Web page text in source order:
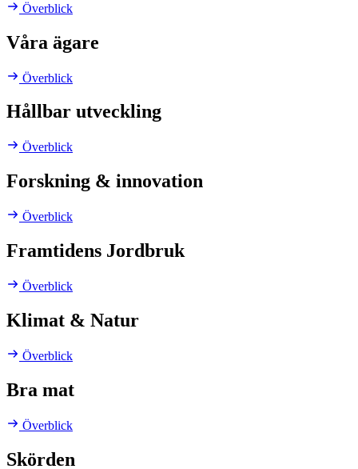
Överblick
Våra ägare
Överblick
Hållbar utveckling
Överblick
Forskning & innovation
Överblick
Framtidens Jordbruk
Överblick
Klimat & Natur
Överblick
Bra mat
Överblick
Skörden